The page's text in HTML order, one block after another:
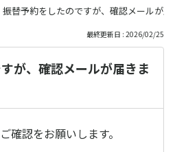
振替予約をしたのですが、確認メールが
最終更新日 : 2026/02/25
が、確認メールが届きま
確認をお願いします。